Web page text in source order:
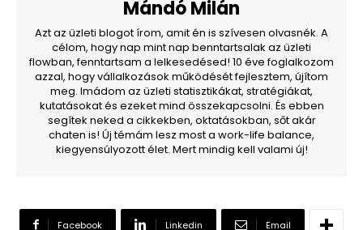
Mándó Milán
Azt az üzleti blogot írom, amit én is szívesen olvasnék. A
célom, hogy nap mint nap benntartsalak az üzleti
flowban, fenntartsam a lelkesedésed! 10 éve foglalkozom
azzal, hogy vállalkozások működését fejlesztem, újítom
meg. Imádom az üzleti statisztikákat, stratégiákat,
kutatásokat és ezeket mind összekapcsolni. És ebben
segítek neked a cikkekben, oktatásokban, sőt akár
chaten is! Új témám lesz most a work-life balance,
kiegyensúlyozott élet. Mert mindig kell valami új!
Facebook Linkedin Email